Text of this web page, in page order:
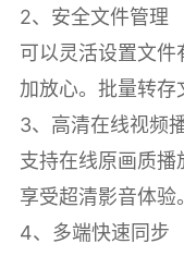
2、安全文件管理
可以灵活设置文
加放心。批量转存
3、高清在线视频
支持在线原画质
享受超清影音体验。
4、多端快速同步